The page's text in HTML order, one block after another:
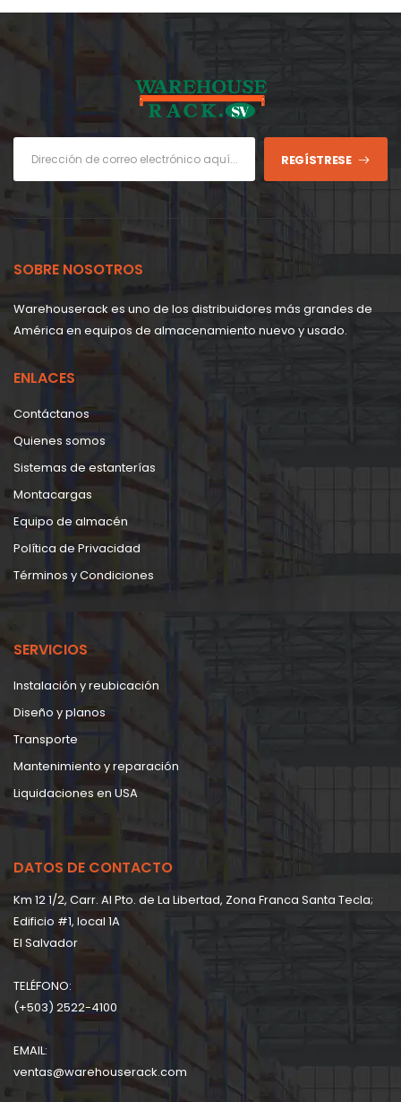
REGÍSTRESE
SOBRE NOSOTROS
Warehouserack es uno de los distribuidores más grandes de
América en equipos de almacenamiento nuevo y usado.
ENLACES
Contáctanos
Quienes somos
Sistemas de estanterías
Montacargas
Equipo de almacén
Política de Privacidad
Términos y Condiciones
SERVICIOS
Instalación y reubicación
Diseño y planos
Transporte
Mantenimiento y reparación
Liquidaciones en USA
DATOS DE CONTACTO
Km 12 1/2, Carr. Al Pto. de La Libertad, Zona Franca Santa Tecla;
Edificio #1, local 1A
EI Salvador
TELÉFONO:
(+503) 2522-4100
EMAIL:
ventas@warehouserack.com